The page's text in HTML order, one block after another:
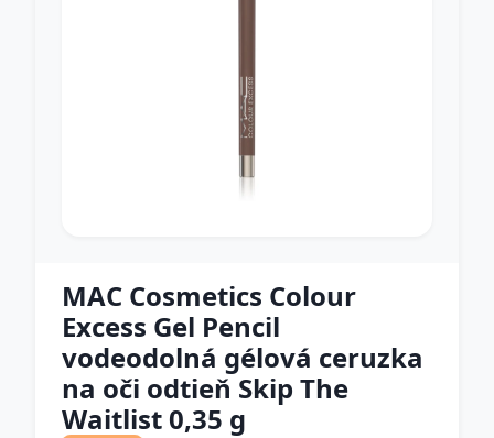
MAC Cosmetics Colour
Excess Gel Pencil
vodeodolná gélová ceruzka
na oči odtieň Skip The
Waitlist 0,35 g